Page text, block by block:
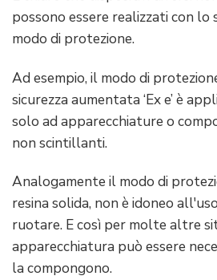
possono essere realizzati con lo
modo di protezione.
Ad esempio, il modo di
sicurezza aumentata ‘Ex e’ è
solo ad apparecchiature o
non scintillanti.
Analogamente il modo di
resina solida, non è idoneo
ruotare. E così per molte altre
apparecchiatura può essere
la compongono.